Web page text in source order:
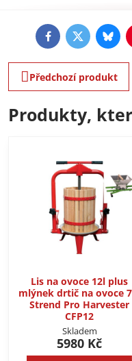
FacebookTwitter
Předchozí produkt
Produkty,
Lis na ovoce 12l plus
mlýnek drtič na ovoce
Strend Pro Harvester
CFP12
Skladem
5980 Kč